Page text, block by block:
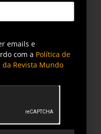
25% a produção de
emails e
com a Política de
da Revista Mundo